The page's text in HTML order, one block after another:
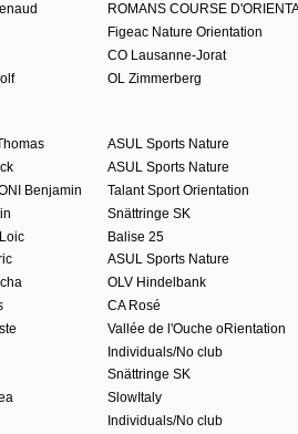
ROMANS COURSE
Figeac Nature Orientation
CO Lausanne-Jorat
OL Zimmerberg
ASUL Sports Nature
ASUL Sports Nature
Benjamin
Talant Sport Orientation
Snättringe SK
Balise 25
ASUL Sports Nature
OLV Hindelbank
CA Rosé
Vallée de l'Ouche oRientation
Individuals/No club
Snättringe SK
SlowItaly
Individuals/No club